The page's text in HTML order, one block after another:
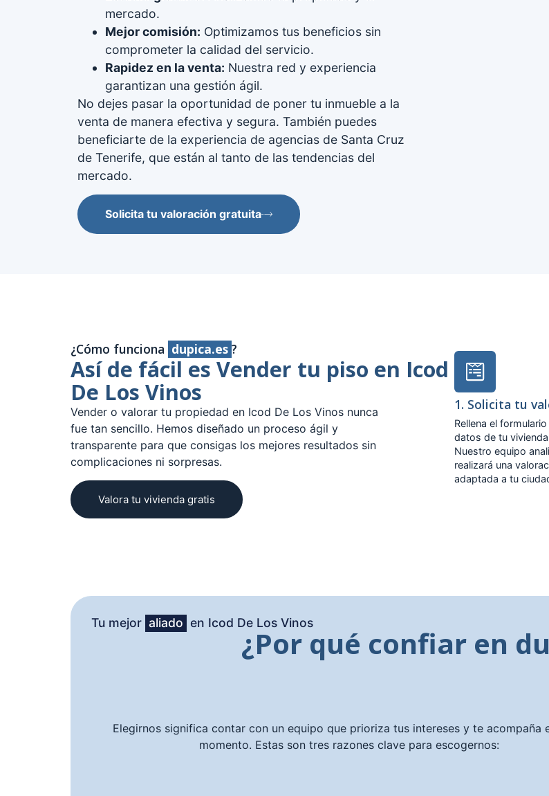
mercado.
Mejor comisión: Optimizamos tus beneficios sin
comprometer la calidad del servicio.
Rapidez en la venta: Nuestra red y experiencia
garantizan una gestión ágil.
No dejes pasar la oportunidad de poner tu inmueble a la
venta de manera efectiva y segura. También puedes
beneficiarte de la experiencia de agencias de Santa Cruz
de Tenerife, que están al tanto de las tendencias del
mercado.
Solicita tu valoración gratuita
¿Cómo funciona dupica.es ?
Así de fácil es Vender tu piso en Icod
De Los Vinos
Vender o valorar tu propiedad en Icod De Los Vinos nunca
fue tan sencillo. Hemos diseñado un proceso ágil y
transparente para que consigas los mejores resultados sin
complicaciones ni sorpresas.
Valora tu vivienda gratis
1. Solicita tu
Rellena el
datos de tu
Nuestro equipo
realizará una
adaptada a tu
Tu mejor aliado en Icod De Los Vinos
¿Por qué confiar en
Elegirnos significa contar con un equipo que prioriza tus intereses y te acompaña
momento. Estas son tres razones clave para escogernos: